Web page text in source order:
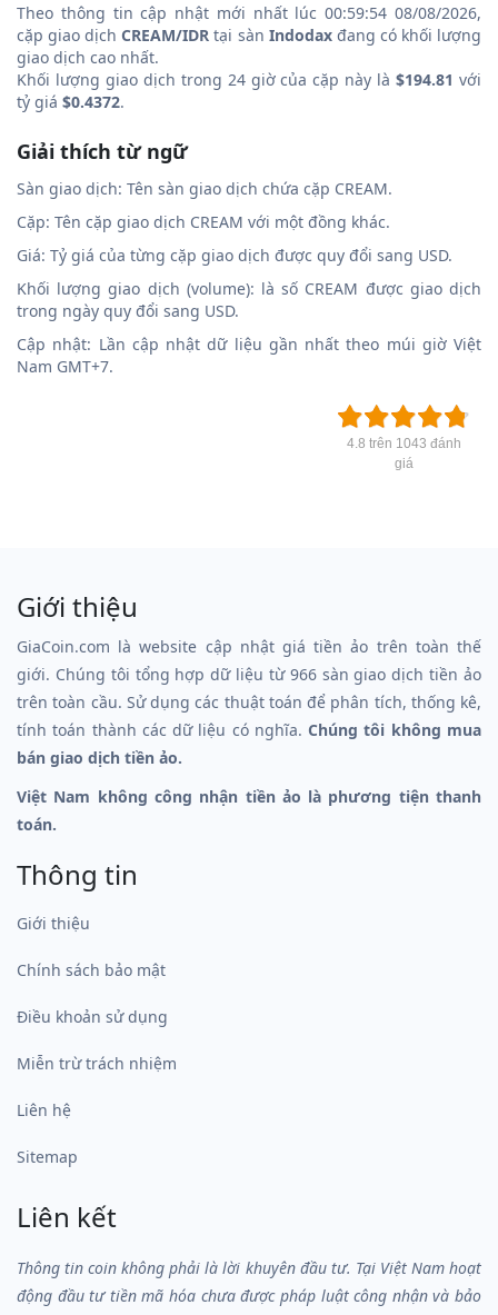
Theo thông tin cập nhật mới nhất lúc 00:59:54 08/08/2026,
cặp giao dịchCREAM/IDR tại sàn Indodaxđang có khối lượng
giao dịch cao nhất.
Khối lượng giao dịch trong 24 giờ của cặp này là$194.81 với
tỷ giá $0.4372.
Giải thích từ ngữ
Sàn giao dịch: Tên sàn giao dịch chứa cặp CREAM.
Cặp: Tên cặp giao dịch CREAM với một đồng khác.
Giá: Tỷ giá của từng cặp giao dịch được quy đổi sang USD.
Khối lượng giao dịch (volume): là số CREAM được giao dịch
trong ngày quy đổi sang USD.
Cập nhật: Lần cập nhật dữ liệu gần nhất theo múi giờ Việt
Nam GMT+7.
4.8 trên 1043 đánh
giá
Giới thiệu
GiaCoin.com là website cập nhật giá tiền ảo trên toàn thế
giới. Chúng tôi tổng hợp dữ liệu từ 966 sàn giao dịch tiền ảo
trên toàn cầu. Sử dụng các thuật toán để phân tích, thống kê,
tính toán thành các dữ liệu có nghĩa.Chúng tôi không mua
bán giao dịch tiền ảo.
Việt Nam không công nhận tiền ảo là phương tiện thanh
toán.
Thông tin
Giới thiệu
Chính sách bảo mật
Điều khoản sử dụng
Miễn trừ trách nhiệm
Liên hệ
Sitemap
Liên kết
Thông tin coin không phải là lời khuyên đầu tư. Tại Việt Nam hoạt
động đầu tư tiền mã hóa chưa được pháp luật công nhận và bảo